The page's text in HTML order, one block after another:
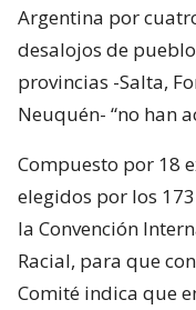
Argentina por
desalojos de
provincias -Salta,
Neuquén- “no han
Compuesto por 18
elegidos por los
la Convención
Racial, para que
Comité indica que